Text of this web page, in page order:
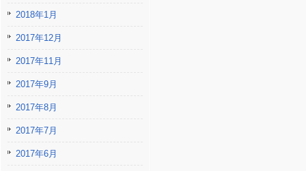
2018年1月
2017年12月
2017年11月
2017年9月
2017年8月
2017年7月
2017年6月